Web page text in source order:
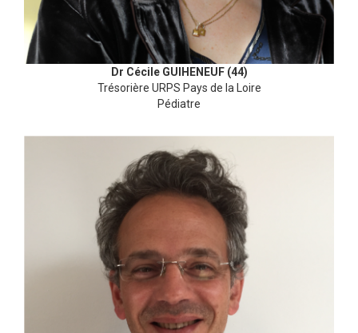
Dr Cécile GUIHENEUF (44)
Trésorière URPS Pays de la Loire
Pédiatre